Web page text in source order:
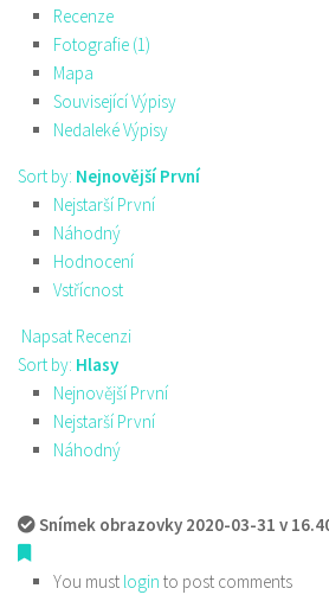
Recenze
Fotografie (1)
Mapa
Související Výpisy
Nedaleké Výpisy
Sort by: Nejnovější První
Nejstarší První
Náhodný
Hodnocení
Vstřícnost
Napsat Recenzi
Sort by: Hlasy
Nejnovější První
Nejstarší První
Náhodný
Snímek obrazovky 2020-03-31 v
You must login to post comments